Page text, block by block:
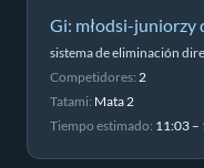
Gi: młodsi-juniorzy
sistema de eliminación
Competidores: 2
Tatami: Mata 2
Tiempo estimado: 11:03 –